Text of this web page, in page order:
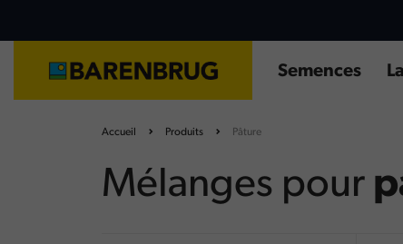
principal
Semences
Solutions herbage
Solutions couverts végétaux
Diagnostic prairie
Fertilisation des prairies
Quelle culture d'été choisir ?
Accueil Produits Pâture
Mélanges pour